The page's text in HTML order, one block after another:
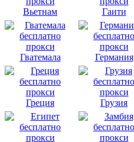
Вьетнам Гаити
Гватемала Германия
Греция Грузия